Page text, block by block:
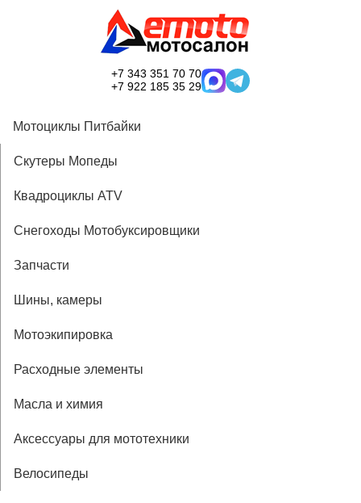
+7 343 351 70 70
+7 922 185 35 29
Мотоциклы Питбайки
Скутеры Мопеды
Квадроциклы ATV
Снегоходы Мотобуксировщики
Запчасти
Шины, камеры
Мотоэкипировка
Расходные элементы
Масла и химия
Аксессуары для мототехники
Велосипеды